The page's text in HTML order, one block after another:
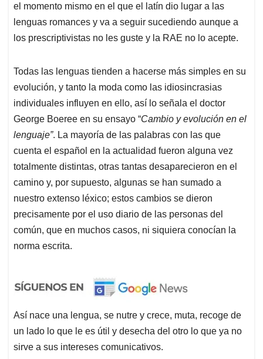
el momento mismo en el que el latín dio lugar a las
lenguas romances y va a seguir sucediendo aunque a
los prescriptivistas no les guste y la RAE no lo acepte.
Todas las lenguas tienden a hacerse más simples en su
evolución, y tanto la moda como las idiosincrasias
individuales influyen en ello, así lo señala el doctor
George Boeree en su ensayo “Cambio y evolución en el
lenguaje”. La mayoría de las palabras con las que
cuenta el español en la actualidad fueron alguna vez
totalmente distintas, otras tantas desaparecieron en el
camino y, por supuesto, algunas se han sumado a
nuestro extenso léxico; estos cambios se dieron
precisamente por el uso diario de las personas del
común, que en muchos casos, ni siquiera conocían la
norma escrita.
Así nace una lengua, se nutre y crece, muta, recoge de
un lado lo que le es útil y desecha del otro lo que ya no
sirve a sus intereses comunicativos.